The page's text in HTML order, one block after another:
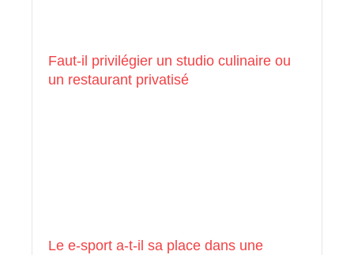
Faut-il privilégier un studio culinaire ou
un restaurant privatisé
Le e-sport a-t-il sa place dans une